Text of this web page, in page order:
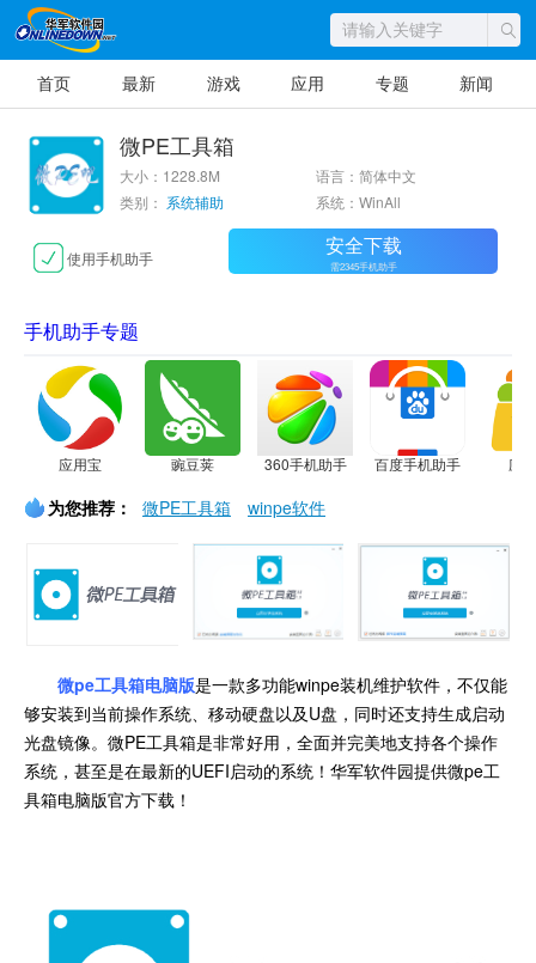
首页 最新 游戏 应用 专题 新闻
微PE工具箱
大小：1228.8M
语言：简体中文
类别： 系统辅助 系统：WinAll
使用手机助手 安全下载
需2345手机助手
手机助手专题
应用宝 豌豆荚 360手机助手 百度手机助手 应
为您推荐： 微PE工具箱 winpe软件
微pe工具箱电脑版是一款多功能winpe装机维护软件，不仅能
够安装到当前操作系统、移动硬盘以及U盘，同时还支持生成启动
光盘镜像。微PE工具箱是非常好用，全面并完美地支持各个操作
系统，甚至是在最新的UEFI启动的系统！华军软件园提供微pe工
具箱电脑版官方下载！